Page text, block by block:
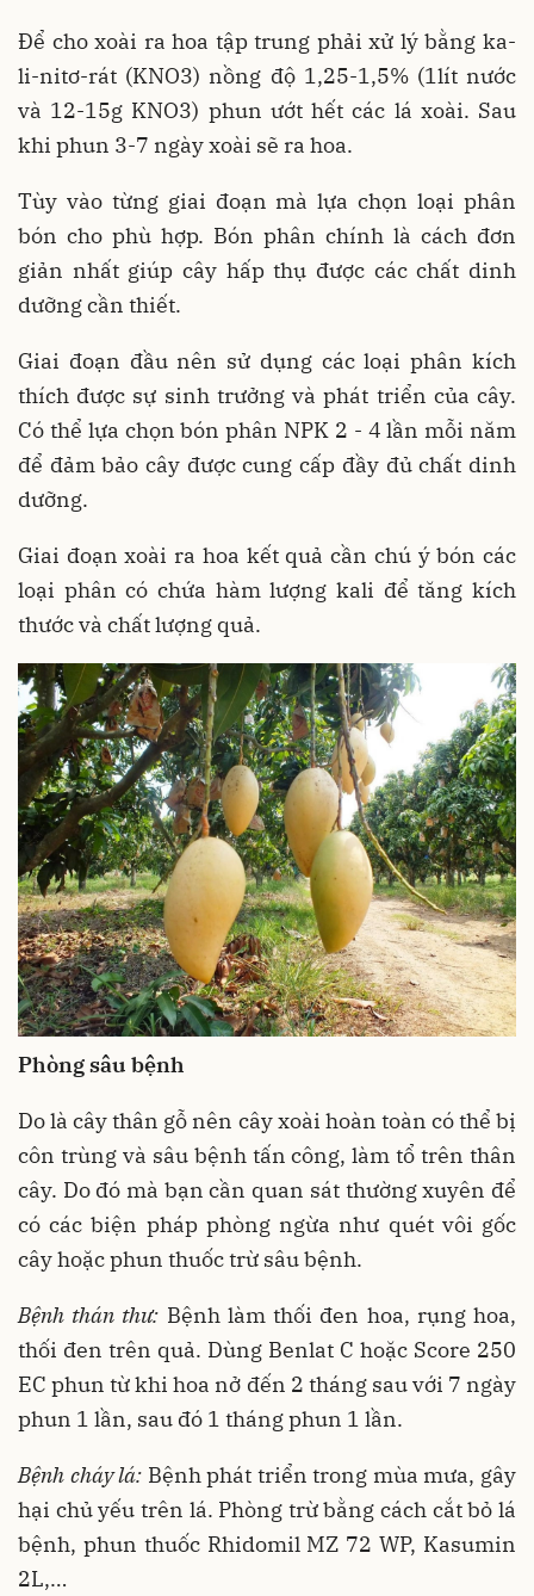
Để cho xoài ra hoa tập trung phải xử lý bằng ka-
li-nitơ-rát (KNO3) nồng độ 1,25-1,5% (1lít nước
và 12-15g KNO3) phun ướt hết các lá xoài. Sau
khi phun 3-7 ngày xoài sẽ ra hoa.
Tùy vào từng giai đoạn mà lựa chọn loại phân
bón cho phù hợp. Bón phân chính là cách đơn
giản nhất giúp cây hấp thụ được các chất dinh
dưỡng cần thiết.
Giai đoạn đầu nên sử dụng các loại phân kích
thích được sự sinh trưởng và phát triển của cây.
Có thể lựa chọn bón phân NPK 2 - 4 lần mỗi năm
để đảm bảo cây được cung cấp đầy đủ chất dinh
dưỡng.
Giai đoạn xoài ra hoa kết quả cần chú ý bón các
loại phân có chứa hàm lượng kali để tăng kích
thước và chất lượng quả.
Phòng sâu bệnh
Do là cây thân gỗ nên cây xoài hoàn toàn có thể bị
côn trùng và sâu bệnh tấn công, làm tổ trên thân
cây. Do đó mà bạn cần quan sát thường xuyên để
có các biện pháp phòng ngừa như quét vôi gốc
cây hoặc phun thuốc trừ sâu bệnh.
Bệnh thán thư: Bệnh làm thối đen hoa, rụng hoa,
thối đen trên quả. Dùng Benlat C hoặc Score 250
EC phun từ khi hoa nở đến 2 tháng sau với 7 ngày
phun 1 lần, sau đó 1 tháng phun 1 lần.
Bệnh cháy lá: Bệnh phát triển trong mùa mưa, gây
hại chủ yếu trên lá. Phòng trừ bằng cách cắt bỏ lá
bệnh, phun thuốc Rhidomil MZ 72 WP, Kasumin
2L,…